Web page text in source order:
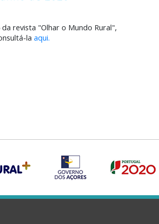
revista "Olhar o Mundo Rural",
la aqui.